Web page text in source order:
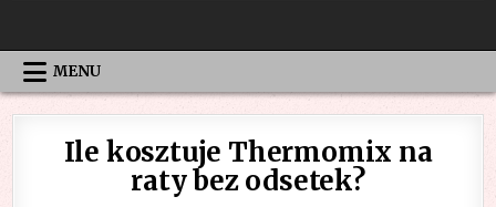
MENU
Ile kosztuje Thermomix na
raty bez odsetek?